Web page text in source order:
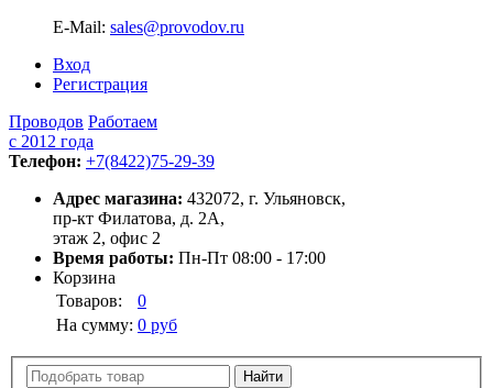
E-Mail: sales@provodov.ru
Вход
Регистрация
Проводов Работаем
с 2012 года
Телефон: +7(8422)75-29-39
Адрес магазина: 432072, г. Ульяновск,
пр-кт Филатова, д. 2А,
этаж 2, офис 2
Время работы: Пн-Пт 08:00 - 17:00
Корзина
Товаров:
0
На сумму: 0 руб